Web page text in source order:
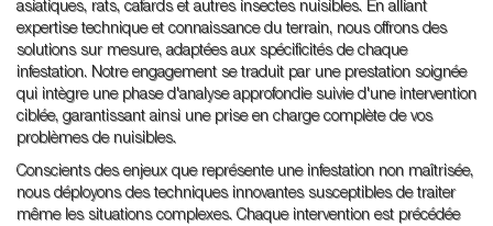
asiatiques, rats, cafards et autres insectes nuisibles. En alliant
expertise technique et connaissance du terrain, nous offrons des
solutions sur mesure, adaptées aux spécificités de chaque
infestation. Notre engagement se traduit par une prestation soignée
qui intègre une phase d'analyse approfondie suivie d'une intervention
ciblée, garantissant ainsi une prise en charge complète de vos
problèmes de nuisibles.
Conscients des enjeux que représente une infestation non maîtrisée,
nous déployons des techniques innovantes susceptibles de traiter
même les situations complexes. Chaque intervention est précédée